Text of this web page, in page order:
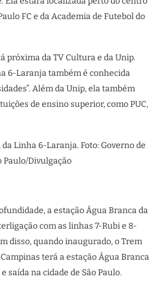
FC e da Academia de Futebol do
próxima da TV Cultura e da Unip.
6-Laranja também é conhecida
Além da Unip, ela também
de ensino superior, como PUC,
Linha 6-Laranja. Foto: Governo de
Paulo/Divulgação
a estação Água Branca da
com as linhas 7-Rubi e 8-
disso, quando inaugurado, o Trem
terá a estação Água Branca
saída na cidade de São Paulo.